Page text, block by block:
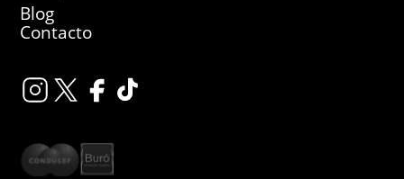
Blog
Contacto